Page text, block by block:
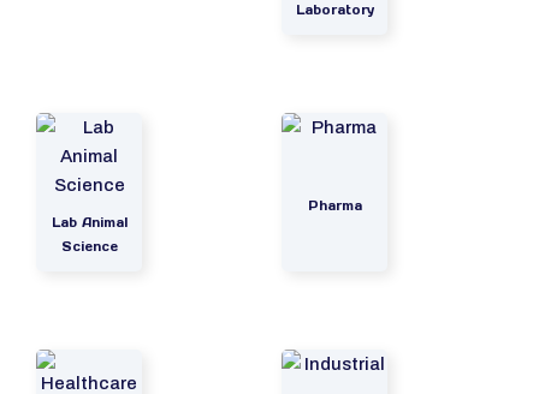
Laboratory
Lab Animal
Science
Pharma